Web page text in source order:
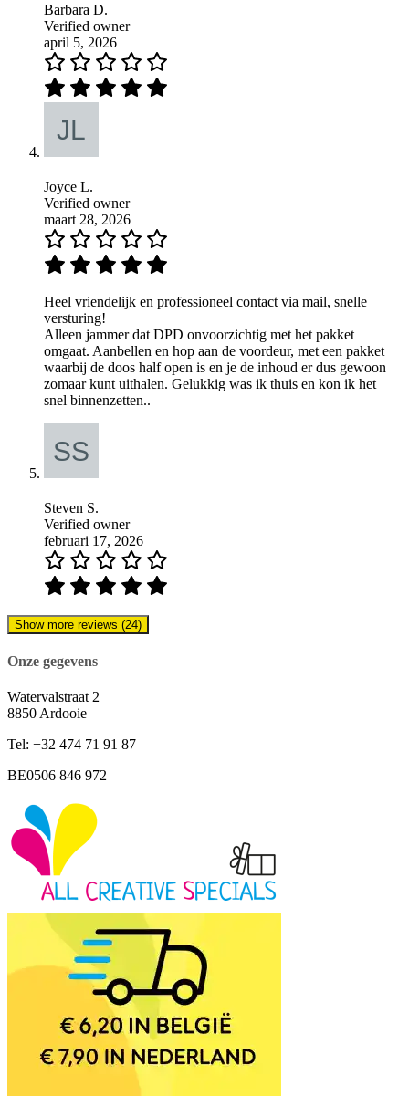
Barbara D.
Verified owner
april 5, 2026
Joyce L.
Verified owner
maart 28, 2026
Heel vriendelijk en professioneel contact via mail, snelle
versturing!
Alleen jammer dat DPD onvoorzichtig met het pakket
omgaat. Aanbellen en hop aan de voordeur, met een pakket
waarbij de doos half open is en je de inhoud er dus gewoon
zomaar kunt uithalen. Gelukkig was ik thuis en kon ik het
snel binnenzetten..
Steven S.
Verified owner
februari 17, 2026
Show more reviews (24)
Onze gegevens
Watervalstraat 2
8850 Ardooie
Tel: +32 474 71 91 87
BE0506 846 972